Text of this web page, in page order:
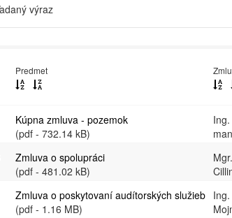
Predmet
Kúpna zmluva - pozemok
(pdf - 732.14 kB)
Zmluva o spolupráci
(pdf - 481.02 kB)
Zmluva o poskytovaní audítorských služieb
(pdf - 1.16 MB)